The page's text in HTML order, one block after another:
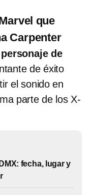
que
Carpenter
de
de éxito
el sonido en
parte de los X-
fecha, lugar y